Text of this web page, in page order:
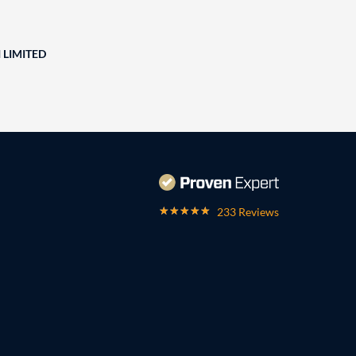
LIMITED
233 Reviews